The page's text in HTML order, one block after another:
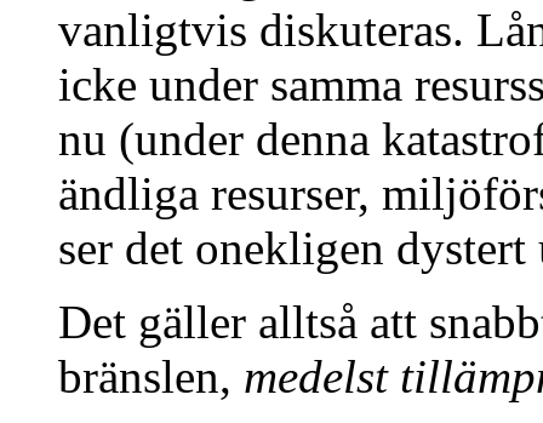
vanligtvis diskuteras.
icke under samma
nu (under denna
ändliga resurser,
ser det onekligen dystert
Det gäller alltså att
bränslen, medelst